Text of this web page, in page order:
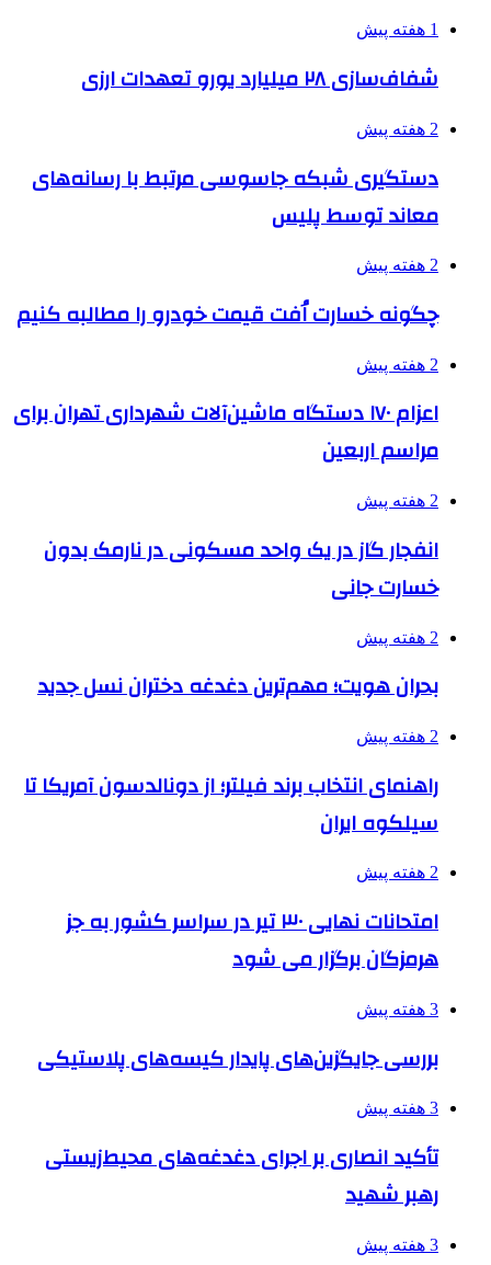
1 هفته پیش
شفاف‌سازی ۲۸ میلیارد یورو تعهدات ارزی
2 هفته پیش
دستگیری شبکه جاسوسی مرتبط با رسانه‌های
معاند توسط پلیس
2 هفته پیش
چگونه خسارت اُفت قیمت خودرو را مطالبه کنیم
2 هفته پیش
اعزام ۱۷۰ دستگاه ماشین‌آلات شهرداری تهران برای
مراسم اربعین
2 هفته پیش
انفجار گاز در یک واحد مسکونی در نارمک بدون
خسارت جانی
2 هفته پیش
بحران هویت؛ مهم‌ترین دغدغه دختران نسل جدید
2 هفته پیش
راهنمای انتخاب برند فیلتر؛ از دونالدسون آمریکا تا
سیلکوه ایران
2 هفته پیش
امتحانات نهایی ۳۰ تیر در سراسر کشور به جز
هرمزگان برگزار می شود
3 هفته پیش
بررسی جایگزین‌های پایدار کیسه‌های پلاستیکی
3 هفته پیش
تأکید انصاری بر اجرای دغدغه‌های محیط‌زیستی
رهبر شهید
3 هفته پیش